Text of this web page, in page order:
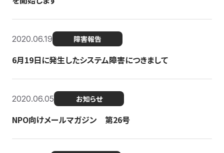
2020.06.19 障害報告
6月19日に発生したシステム障害につきまして
2020.06.05 お知らせ
NPO向けメールマガジン 第26号